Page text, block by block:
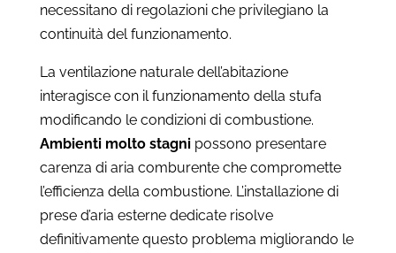
necessitano di regolazioni che privilegiano la
continuità del funzionamento.
La ventilazione naturale dell’abitazione
interagisce con il funzionamento della stufa
modificando le condizioni di combustione.
Ambienti molto stagnipossono presentare
carenza di aria comburente che compromette
l’efficienza della combustione. L’installazione di
prese d’aria esterne dedicate risolve
definitivamente questo problema migliorando le